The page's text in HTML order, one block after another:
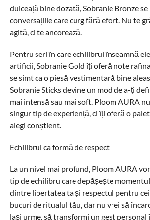
dulceață bine dozată, Sobranie Bronze
conversațiile care curg fără efort. Nu te
agită, ci te ancorează.
Pentru seri în care echilibrul înseamnă
artificii, Sobranie Gold îți oferă note
se simt ca o piesă vestimentară bine
Sobranie Sticks devine un mod de a-ți
mai intensă sau mai soft. Ploom AURA
singur tip de experiență, ci îți oferă o
alegi conștient.
Echilibrul ca formă de respect
La un nivel mai profund, Ploom AURA
tip de echilibru care depășește
dintre libertatea ta și respectul pentru
bucuri de ritualul tău, dar nu vrei să
lași urme, să transformi un gest